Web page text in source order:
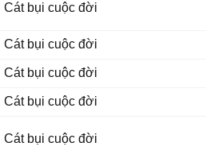
Cát bụi cuộc đời
Cát bụi cuộc đời
Cát bụi cuộc đời
Cát bụi cuộc đời
Cát bụi cuộc đời